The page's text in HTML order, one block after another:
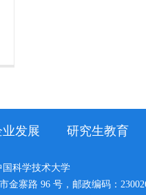
业发展 研究生教育
科学技术大学
金寨路 96 号，邮政编码：